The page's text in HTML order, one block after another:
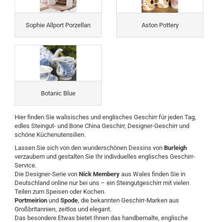
Sophie Allport Porzellan Aston Pottery
Botanic Blue
Hier finden Sie walisisches und englisches Geschirr für jeden Tag,
edles Steingut- und Bone China Geschirr, Designer-Geschirr und
schöne Küchenutensilien.
Lassen Sie sich von den wunderschönen Dessins von Burleigh
verzaubern und gestalten Sie Ihr indivduelles englisches Geschirr-
Service.
Die Designer-Serie von Nick Membery aus Wales finden Sie in
Deutschland online nur bei uns – ein Steingutgeschirr mit vielen
Teilen zum Speisen oder Kochen.
Portmeirion und Spode, die bekannten Geschirr-Marken aus
Großbritannien, zeitlos und elegant.
Das besondere Etwas bietet Ihnen das handbemalte, englische